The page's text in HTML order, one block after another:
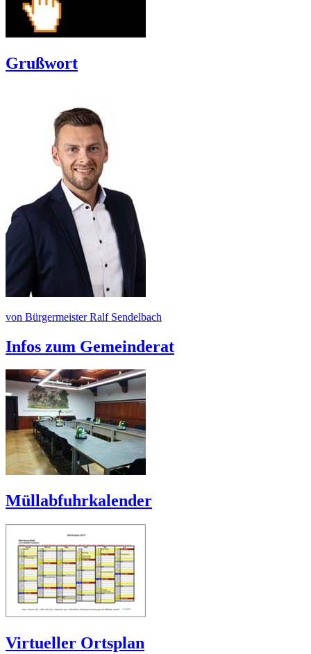
Grußwort
von Bürgermeister Ralf Sendelbach
Infos zum Gemeinderat
Müllabfuhrkalender
Virtueller Ortsplan